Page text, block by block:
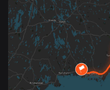
Georgien
53 rutter
Ghana
86 rutter
Gibraltar
25 rutter